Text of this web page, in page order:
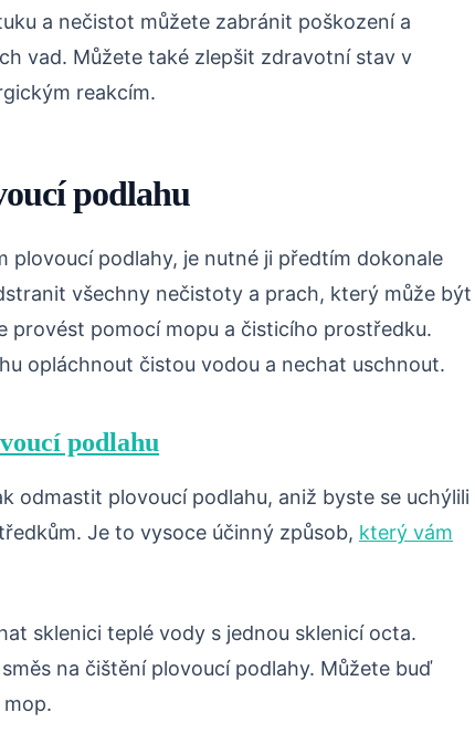
a nečistot můžete zabránit poškození a
vad. Můžete také zlepšit zdravotní stav v
reakcím.
podlahu
plovoucí podlahy, je nutné ji předtím dokonale
všechny nečistoty a prach, který může být
provést pomocí mopu a čisticího prostředku.
opláchnout čistou vodou a nechat uschnout.
podlahu
odmastit plovoucí podlahu, aniž byste se uchýlili
Je to vysoce účinný způsob, který vám
sklenici teplé vody s jednou sklenicí octa.
na čištění plovoucí podlahy. Můžete buď